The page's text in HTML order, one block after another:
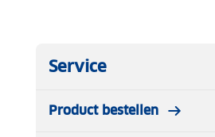
Service
Product bestellen